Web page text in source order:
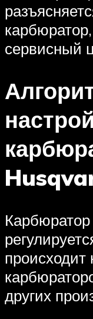
сервисный
происходит
других